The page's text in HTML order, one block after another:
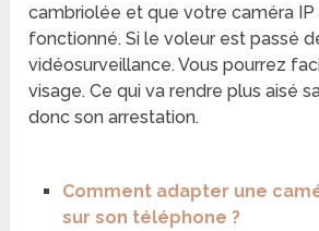
cambriolée et que votre caméra IP
fonctionné. Si le voleur est passé
vidéosurveillance. Vous pourrez
visage. Ce qui va rendre plus aisé
donc son arrestation.
Comment adapter une
sur son téléphone ?